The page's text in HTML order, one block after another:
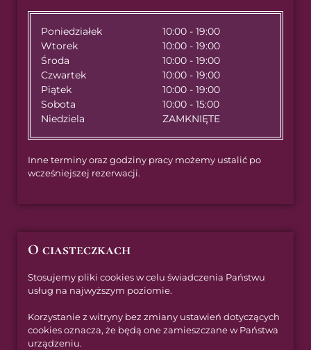
Poniedziałek
Wtorek
Środa
Czwartek
Piątek
Sobota
Niedziela
10:00 - 19:00
10:00 - 19:00
10:00 - 19:00
10:00 - 19:00
10:00 - 19:00
10:00 - 15:00
ZAMKNIĘTE
Inne terminy oraz godziny pracy możemy ustalić po
wcześniejszej rezerwacji.
O ciasteczkach
Stosujemy pliki cookies w celu świadczenia Państwu
usług na najwyższym poziomie.
Korzystanie z witryny bez zmiany ustawień dotyczących
cookies oznacza, że będą one zamieszczane w Państwa
urządzeniu.